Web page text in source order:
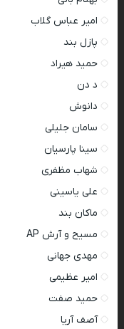
امیر عباس گلاب
پازل بند
حمید هیراد
د دن
دانوش
سامان جلیلی
سینا پارسیان
شهاب مظفری
علی یاسینی
ماکان بند
مسیح و آرش AP
مهدی جهانی
امیر عظیمی
حمید صفت
آصف آریا